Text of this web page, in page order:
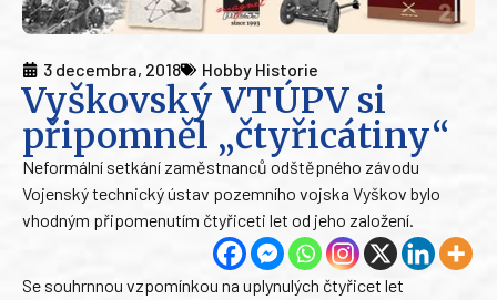
3 decembra, 2018 Hobby Historie
Vyškovský VTÚPV si
připomněl „čtyřicátiny“
Neformální setkání zaměstnanců odštěpného závodu
Vojenský technický ústav pozemního vojska Vyškov bylo
vhodným připomenutím čtyřiceti let od jeho založení.
Se souhrnnou vzpomínkou na uplynulých čtyřicet let